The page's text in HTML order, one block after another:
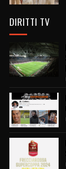
DIRITTI TV